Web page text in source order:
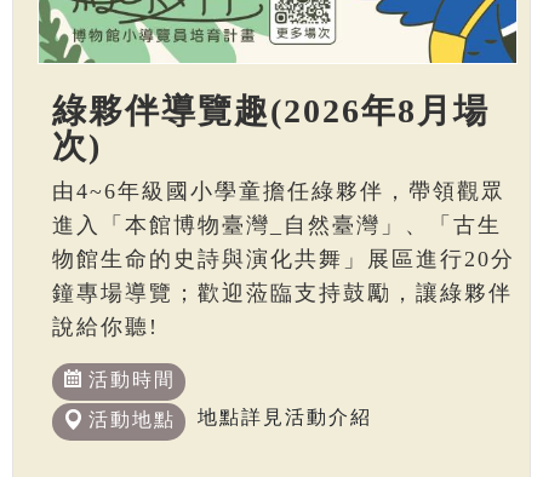
綠夥伴導覽趣(2026年8月場
次)
由4~6年級國小學童擔任綠夥伴，帶領觀眾
進入「本館博物臺灣_自然臺灣」、「古生
物館生命的史詩與演化共舞」展區進行20分
鐘專場導覽；歡迎蒞臨支持鼓勵，讓綠夥伴
說給你聽!
活動時間
活動地點
地點詳見活動介紹